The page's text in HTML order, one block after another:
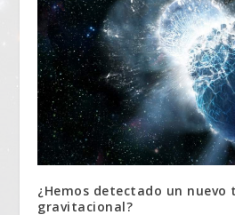
¿Hemos detectado un nuevo
gravitacional?